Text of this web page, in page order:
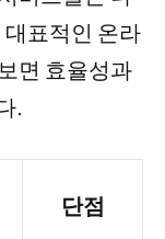
표적인 온라
면 효율성과
.
단점